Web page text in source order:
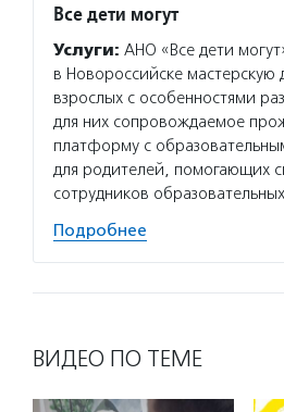
Все дети могут
Услуги: АНО «Все дети
в Новороссийске мастерскую
взрослых с особенностями
для них сопровождаемое
платформу с
для родителей, помогающих
сотрудников
Подробнее
ВИДЕО ПО ТЕМЕ